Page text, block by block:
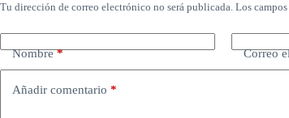
Tu dirección de correo electrónico no será publicada. Los
Nombre* Correo
Añadir comentario *